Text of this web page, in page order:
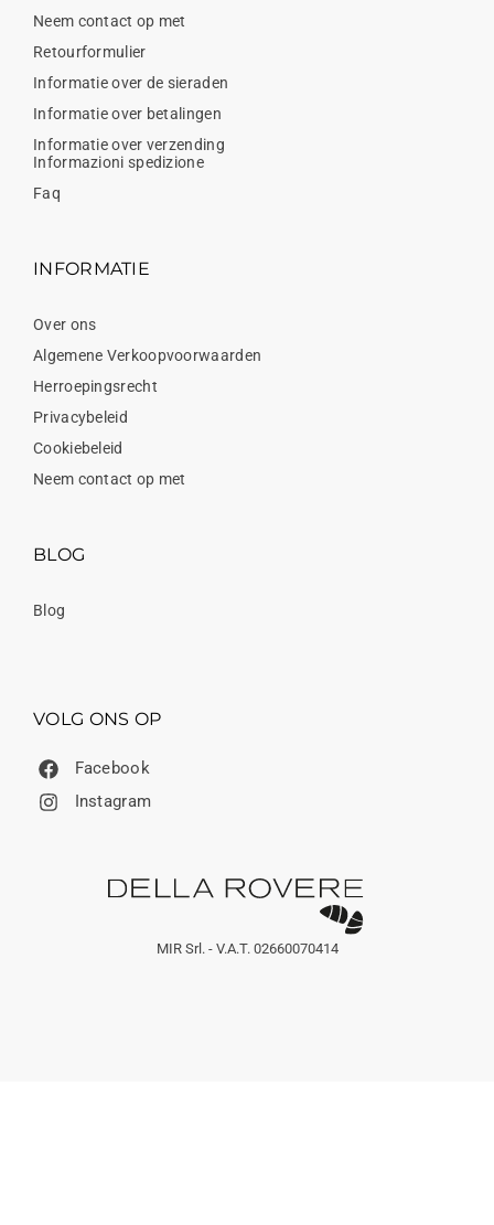
Neem contact op met
Retourformulier
Informatie over de sieraden
Informatie over betalingen
Informatie over verzending
Informazioni spedizione
Faq
INFORMATIE
Over ons
Algemene Verkoopvoorwaarden
Herroepingsrecht
Privacybeleid
Cookiebeleid
Neem contact op met
BLOG
Blog
VOLG ONS OP
Facebook
Instagram
MIR Srl. - V.A.T. 02660070414